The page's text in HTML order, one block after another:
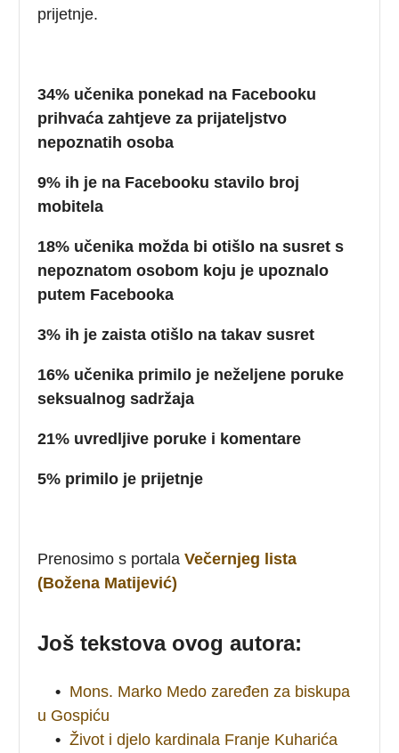
prijetnje.
34% učenika ponekad na Facebooku
prihvaća zahtjeve za prijateljstvo
nepoznatih osoba
9% ih je na Facebooku stavilo broj
mobitela
18% učenika možda bi otišlo na susret s
nepoznatom osobom koju je upoznalo
putem Facebooka
3% ih je zaista otišlo na takav susret
16% učenika primilo je neželjene poruke
seksualnog sadržaja
21% uvredljive poruke i komentare
5% primilo je prijetnje
Prenosimo s portalaVečernjeg lista
(Božena Matijević)
Još tekstova ovog autora:
• Mons. Marko Medo zaređen za biskupa
u Gospiću
• Život i djelo kardinala Franje Kuharića